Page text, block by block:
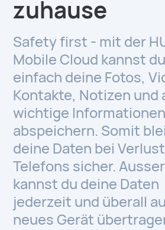
zuhause
Safety first - mit der
Mobile Cloud kannst
einfach deine Fotos,
Kontakte, Notizen und
wichtige
abspeichern. Somit
deine Daten bei
Telefons sicher.
kannst du deine Daten
jederzeit und überall
neues Gerät